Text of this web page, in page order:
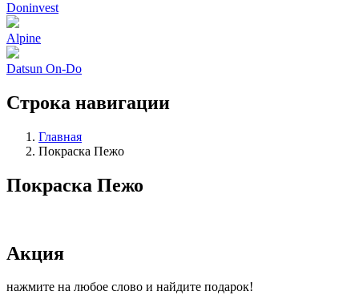
Doninvest
Alpine
Datsun On-Do
Строка навигации
Главная
Покраска Пежо
Покраска Пежо
Акция
нажмите на любое слово и найдите подарок!